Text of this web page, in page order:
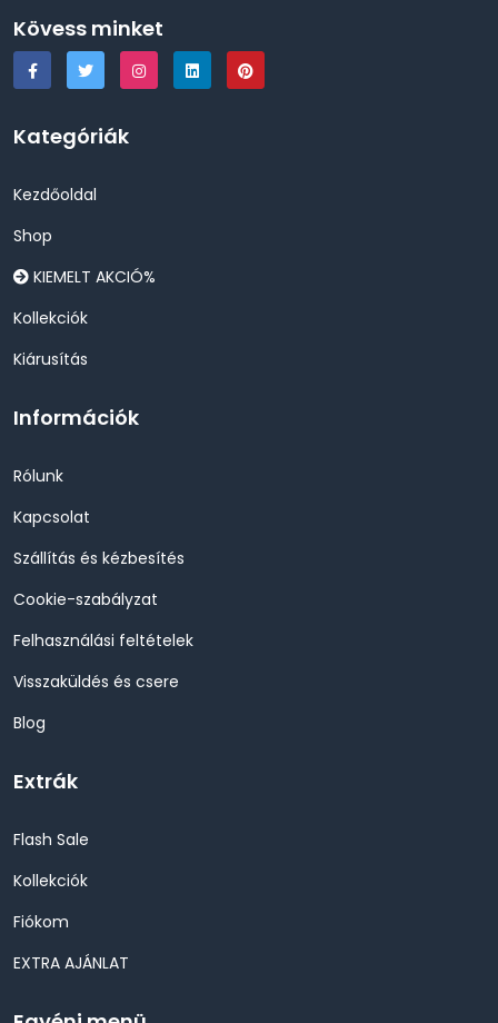
Kövess minket
Kategóriák
Kezdőoldal
Shop
KIEMELT AKCIÓ%
Kollekciók
Kiárusítás
Információk
Rólunk
Kapcsolat
Szállítás és kézbesítés
Cookie-szabályzat
Felhasználási feltételek
Visszaküldés és csere
Blog
Extrák
Flash Sale
Kollekciók
Fiókom
EXTRA AJÁNLAT